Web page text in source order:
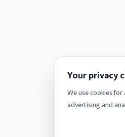
Your privacy
We use cookies
advertising and